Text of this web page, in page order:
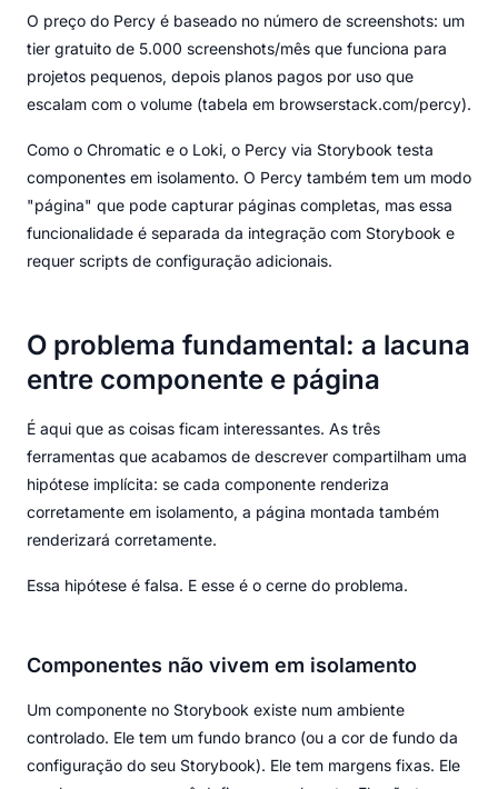
O preço do Percy é baseado no número de screenshots: um
tier gratuito de 5.000 screenshots/mês que funciona para
projetos pequenos, depois planos pagos por uso que
escalam com o volume (tabela em browserstack.com/percy).
Como o Chromatic e o Loki, o Percy via Storybook testa
componentes em isolamento. O Percy também tem um modo
"página" que pode capturar páginas completas, mas essa
funcionalidade é separada da integração com Storybook e
requer scripts de configuração adicionais.
O problema fundamental: a lacuna
entre componente e página
É aqui que as coisas ficam interessantes. As três
ferramentas que acabamos de descrever compartilham uma
hipótese implícita: se cada componente renderiza
corretamente em isolamento, a página montada também
renderizará corretamente.
Essa hipótese é falsa. E esse é o cerne do problema.
Componentes não vivem em isolamento
Um componente no Storybook existe num ambiente
controlado. Ele tem um fundo branco (ou a cor de fundo da
configuração do seu Storybook). Ele tem margens fixas. Ele